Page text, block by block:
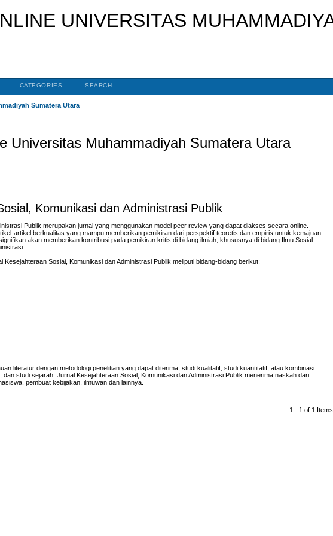
CATEGORIES SEARCH
Sumatera Utara
Universitas Muhammadiyah Sumatera Utara
Komunikasi dan Administrasi Publik
Publik merupakan jurnal yang menggunakan model peer review yang dapat diakses secara online.
artikel berkualitas yang mampu memberikan pemikiran dari perspektif teoretis dan empiris untuk kemajuan
akan memberikan kontribusi pada pemikiran kritis di bidang ilmiah, khususnya di bidang Ilmu Sosial
Sosial, Komunikasi dan Administrasi Publik meliputi bidang-bidang berikut:
literatur dengan metodologi penelitian yang dapat diterima, studi kualitatif, studi kuantitatif, atau kombinasi
dan studi sejarah.Jurnal Kesejahteraan Sosial, Komunikasi dan Administrasi Publik menerima naskah dari
pembuat kebijakan, ilmuwan dan lainnya.
1 - 1 of 1 Items